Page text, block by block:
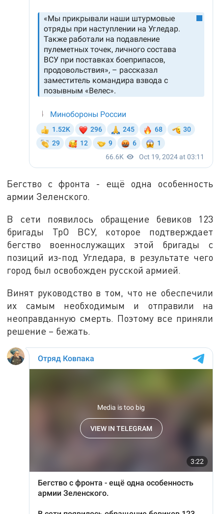
Бегство с фронта - ещё одна особенность
армии Зеленского.
В сети появилось обращение бевиков 123
бригады ТрО ВСУ, которое подтверждает
бегство военнослужащих этой бригады с
позиций из-под Угледара, в результате чего
город был освобожден русской армией.
Винят руководство в том, что не обеспечили
их самым необходимым и отправили на
неоправданную смерть. Поэтому все приняли
решение – бежать.